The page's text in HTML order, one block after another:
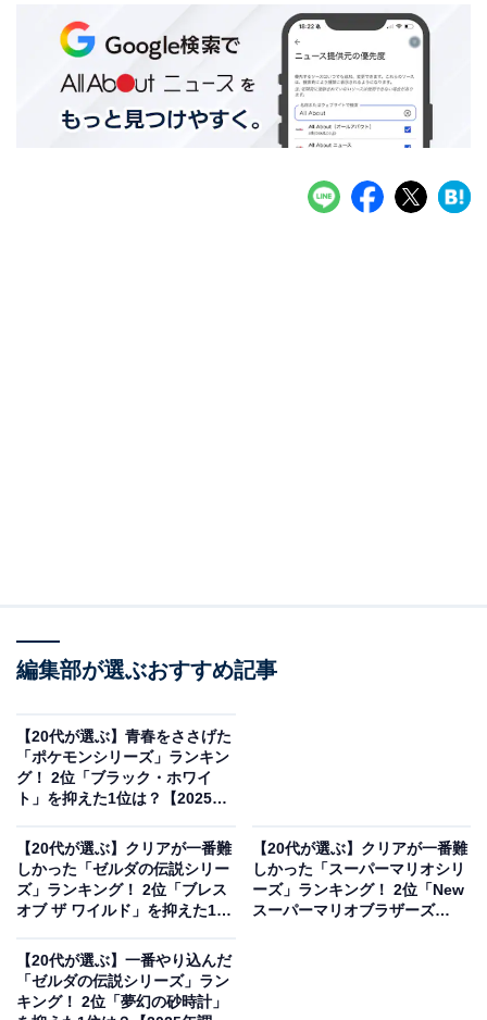
編集部が選ぶおすすめ記事
【20代が選ぶ】青春をささげた
「ポケモンシリーズ」ランキン
グ！ 2位「ブラック・ホワイ
ト」を抑えた1位は？【2025年
【20代が選ぶ】クリアが一番難
しかった「ゼルダの伝説シリー
ズ」ランキング！ 2位「ブレス
オブ ザ ワイルド」を抑えた1位
【20代が選ぶ】クリアが一番難
しかった「スーパーマリオシリ
ーズ」ランキング！ 2位「New
スーパーマリオブラザーズ
【20代が選ぶ】一番やり込んだ
「ゼルダの伝説シリーズ」ラン
キング！ 2位「夢幻の砂時計」